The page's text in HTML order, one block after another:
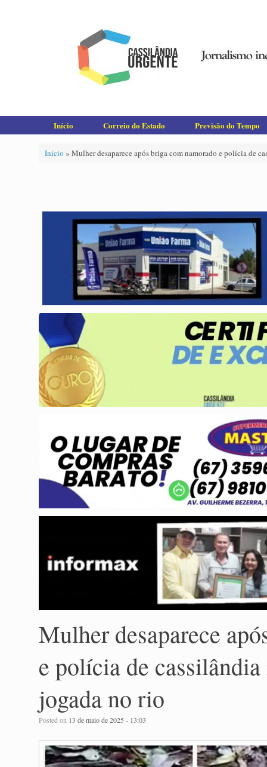
Início Correio do Estado Previsão do Tempo
Início » Mulher desaparece após briga com namorado e polícia de
Mulher desaparece
e polícia de
jogada no rio
Posted on 13 de maio de 2025 - 13:03